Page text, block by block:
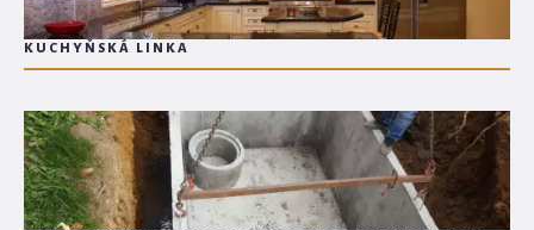
KUCHYŇSKÁ LINKA